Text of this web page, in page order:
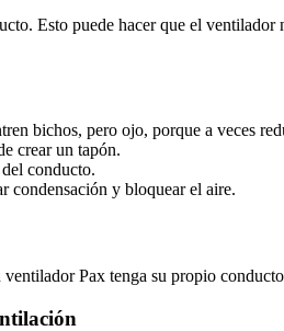
Esto puede hacer que el
bichos, pero ojo, porque a veces
crear un tapón.
conducto.
condensación y bloquear el aire.
Pax tenga su propio